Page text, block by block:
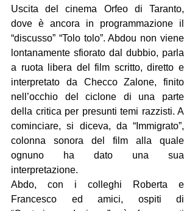
Uscita del cinema Orfeo di Taranto,
dove è ancora in programmazione il
“discusso” “Tolo tolo”. Abdou non viene
lontanamente sfiorato dal dubbio, parla
a ruota libera del film scritto, diretto e
interpretato da Checco Zalone, finito
nell’occhio del ciclone di una parte
della critica per presunti temi razzisti. A
cominciare, si diceva, da “Immigrato”,
colonna sonora del film alla quale
ognuno ha dato una sua
interpretazione.
Abdo, con i colleghi Roberta e
Francesco ed amici, ospiti di